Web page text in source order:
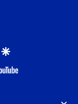
whatsapp
google
youtube-